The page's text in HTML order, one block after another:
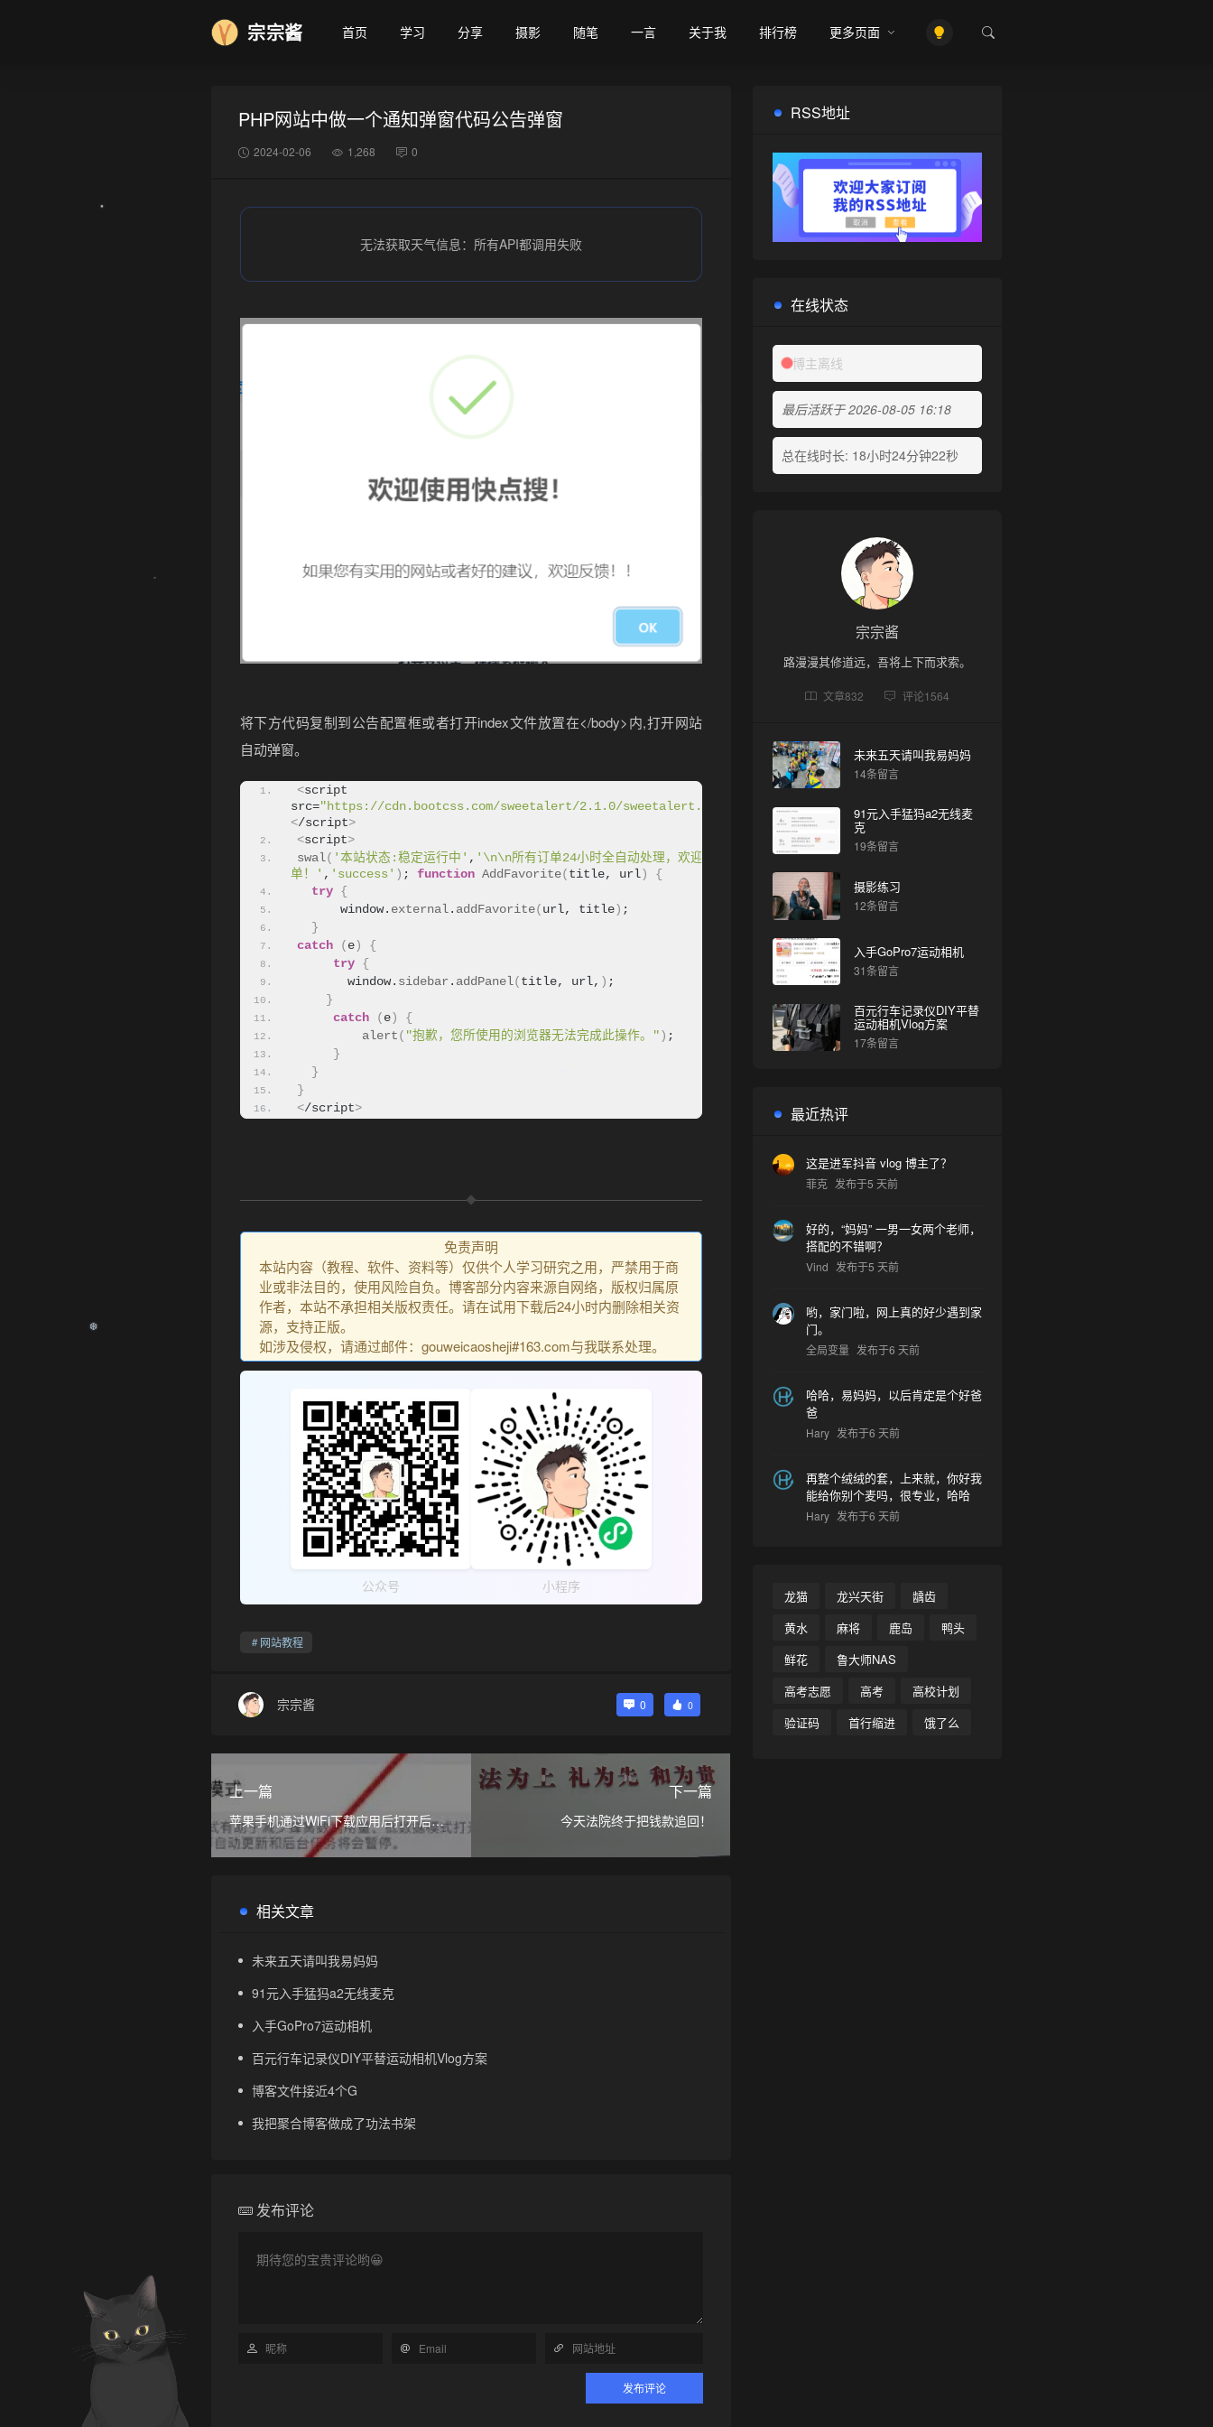
❅
宗宗酱 首页 学习 分享 摄影 随笔 一言 关于我 排行榜 更多页面
PHP网站中做一个通知弹窗代码公告弹窗
2024-02-06 1,268 0
无法获取天气信息：所有API都调用失败
将下方代码复制到公告配置框或者打开index文件放置在</body>内,打开网站
自动弹窗。
<script
src="https://cdn.bootcss.com/sweetalert/2.1.0/sweetalert.min.js"
</script>
<script>
swal( '本站状态:稳定运行中' , '\n\n所有订单24小时全自动处理，欢迎下
单！' , 'success' ) ; function AddFavorite( title, url )
{
try {
      window.
external . addFavorite( url, title ) ;
}
catch
( e )
{
try {
       window.
sidebar . addPanel( title, url, ) ;
}
catch
( e )
{
alert ( "抱歉，您所使用的浏览器无法完成此操作。" ) ;
}
}
}
</script>
免责声明
本站内容（教程、软件、资料等）仅供个人学习研究之用，严禁用于商
业或非法目的，使用风险自负。博客部分内容来源自网络，版权归属原
作者，本站不承担相关版权责任。请在试用下载后24小时内删除相关资
源，支持正版。
如涉及侵权，请通过邮件：gouweicaosheji#163.com与我联系处理。
公众号 小程序
网站教程
宗宗酱 0 0
上一篇
苹果手机通过WiFi下载应用后打开后提
示没有数据
下一篇
今天法院终于把钱款追回！
相关文章
未来五天请叫我易妈妈
91元入手猛犸a2无线麦克
入手GoPro7运动相机
百元行车记录仪DIY平替运动相机Vlog方案
博客文件接近4个G
我把聚合博客做成了功法书架
发布评论
RSS地址
在线状态
博主离线
最后活跃于 2026-08-05 16:18
总在线时长: 18小时24分钟22秒
宗宗酱
路漫漫其修道远，吾将上下而求索。
文章832 评论1564
未来五天请叫我易妈妈
14条留言
91元入手猛犸a2无线麦
克
19条留言
摄影练习
12条留言
入手GoPro7运动相机
31条留言
百元行车记录仪DIY平替
运动相机Vlog方案
17条留言
最近热评
这是进军抖音 vlog 博主了？
菲克 发布于5 天前
好的，“妈妈” 一男一女两个老师，
搭配的不错啊？
Vind 发布于5 天前
哟，家门啦，网上真的好少遇到家
门。
全局变量 发布于6 天前
哈哈，易妈妈，以后肯定是个好爸
爸
Hary 发布于6 天前
再整个绒绒的套，上来就，你好我
能给你别个麦吗，很专业，哈哈
Hary 发布于6 天前
龙猫 龙兴天街
龋齿
黄水
麻将 鹿岛
鸭头
鲜花
鲁大师NAS
高考志愿
高考
高校计划
验证码
首行缩进 饿了么